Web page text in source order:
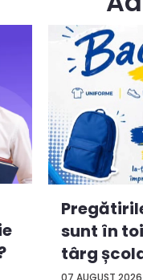
07 AUGUST
sunt în
târg